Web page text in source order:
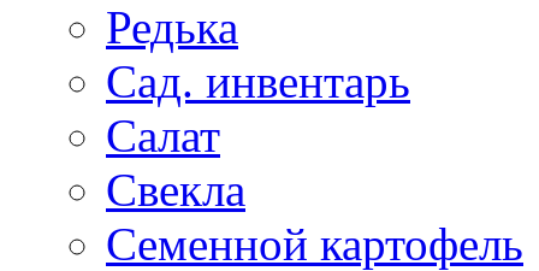
Редька
Сад. инвентарь
Салат
Свекла
Семенной картофель